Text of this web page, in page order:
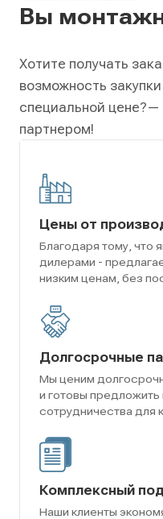
Вы
Хотите получать
возможность
специальной цене?—
партнером!
Цены от
Благодаря тому, что
дилерами -
низким ценам, без
Долгосрочные
Мы ценим
и готовы
сотрудничества для
Комплексный
Наши клиенты